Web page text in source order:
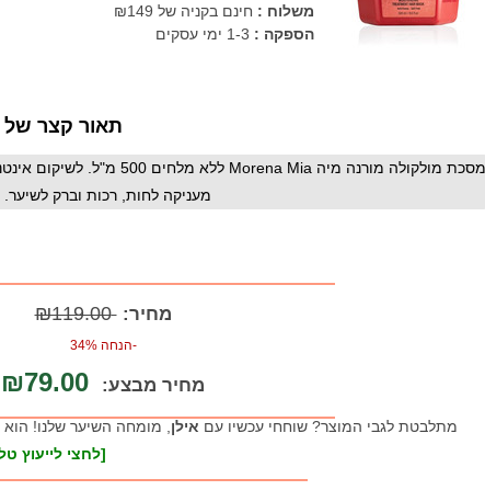
משלוח : חינם בקניה של ₪149
הספקה : 1-3 ימי עסקים
תאור קצר של
מעניקה לחות, רכות וברק
מחיר: ₪119.00
-הנחה 34%
מחיר מבצע: ₪79.00
מתלבטת לגבי המוצר? שוחחי עכשיו עם אילן , מומחה השיער שלנו!
[לחצי לייעוץ